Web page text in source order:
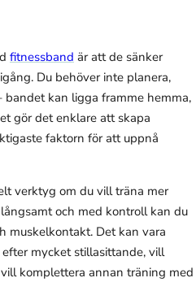
fitnessband är att de sänker
Du behöver inte planera,
bandet kan ligga framme hemma,
gör det enklare att skapa
faktorn för att uppnå
verktyg om du vill träna mer
och med kontroll kan du
muskelkontakt. Det kan vara
mycket stillasittande, vill
komplettera annan träning med